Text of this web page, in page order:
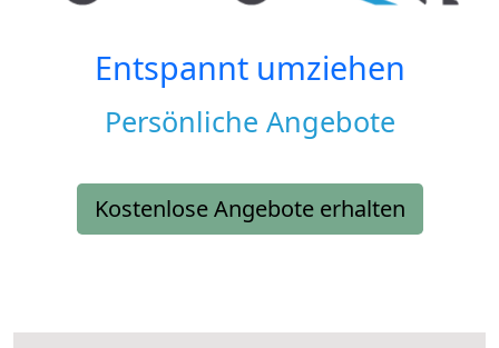
Entspannt umziehen
Persönliche Angebote
Kostenlose Angebote erhalten